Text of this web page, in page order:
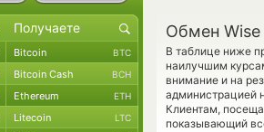
Обмен Wise
В таблице ниже
наилучшим
внимание и на
администрацией
Клиентам,
показывающий
Bitcoin BTC
Bitcoin Cash BCH
Ethereum ETH
Litecoin LTC